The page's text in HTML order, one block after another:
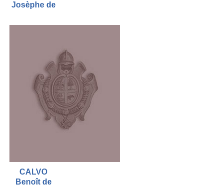
Josèphe de
CALVO
Benoît de